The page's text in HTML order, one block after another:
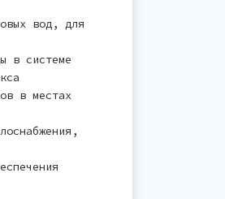
вод, для
в системе
в местах